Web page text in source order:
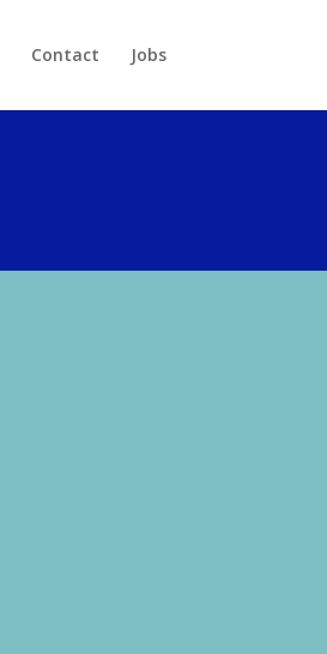
Contact Jobs